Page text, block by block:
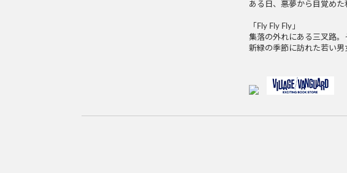
ある日、悪夢から目覚めた
「Fly Fly Fly」
集落の外れにある三叉路。
新緑の季節に訪れた若い男